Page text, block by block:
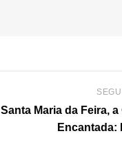
Santa Maria da Feira,
Encantada: